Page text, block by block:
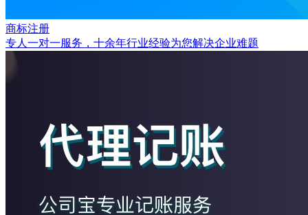
商标注册
专人一对一服务，十余年行业经验为您解决企业难题